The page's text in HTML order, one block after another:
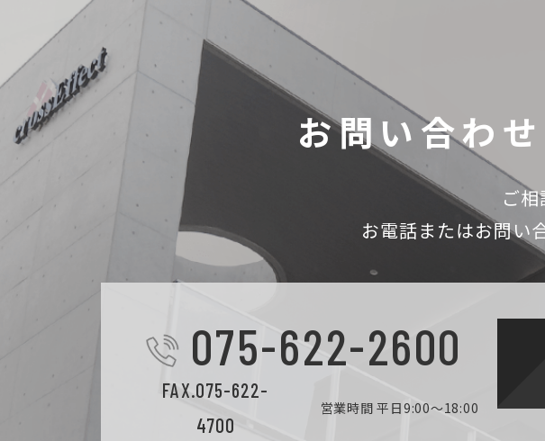
お問い合わ
ご
お電話またはお問い
075-622-2600
FAX.075-622-
4700
営業時間 平日9:00～18:00